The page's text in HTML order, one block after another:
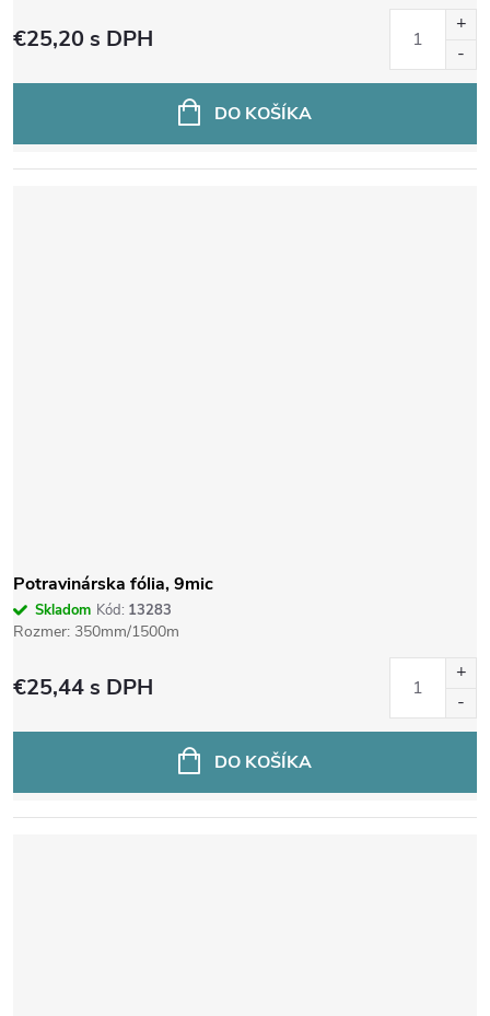
€25,20s DPH
DO KOŠÍKA
Potravinárska fólia, 9mic
Skladom Kód: 13283
Rozmer: 350mm/1500m
€25,44s DPH
DO KOŠÍKA